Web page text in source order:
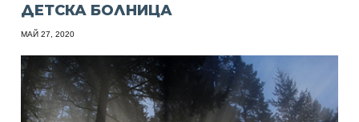
ДЕТСКА БОЛНИЦА
МАЙ 27, 2020